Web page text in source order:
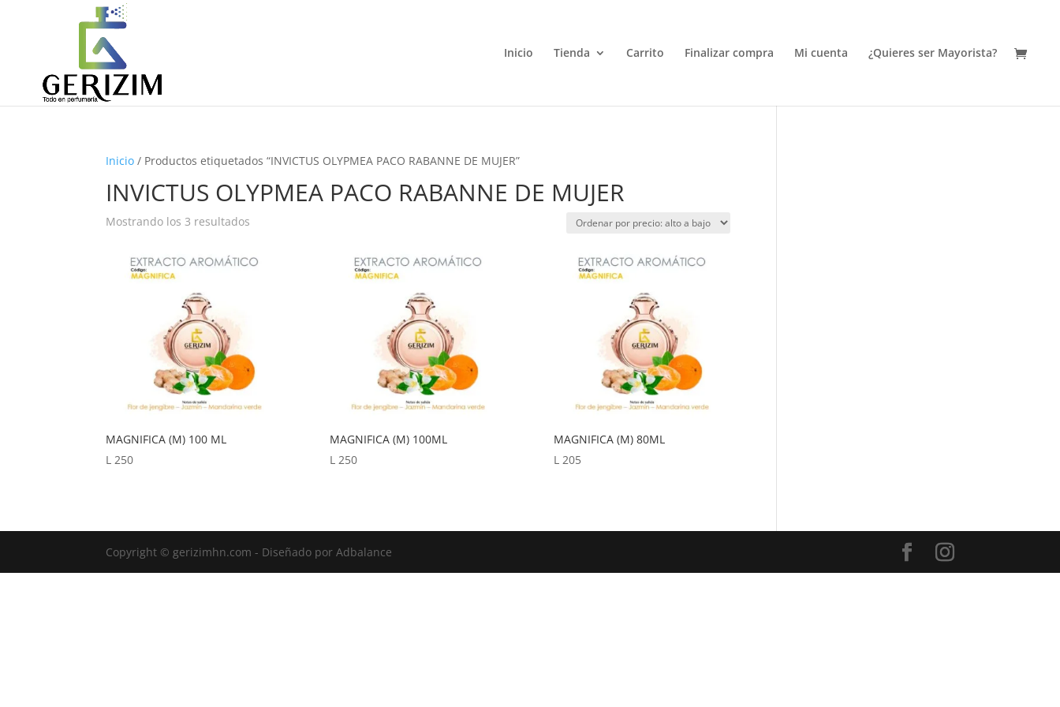
Inicio Tienda Carrito Finalizar compra Mi cuenta ¿Quieres ser Mayorista?
Inicio / Productos etiquetados “INVICTUS OLYPMEA PACO RABANNE DE MUJER”
INVICTUS OLYPMEA PACO RABANNE DE MUJER
Mostrando los 3 resultados
precio:
MAGNIFICA (M) 100 ML
L 250
MAGNIFICA (M) 100ML
L250
MAGNIFICA (M) 80ML
L205
Copyright © gerizimhn.com - Diseñado por Adbalance